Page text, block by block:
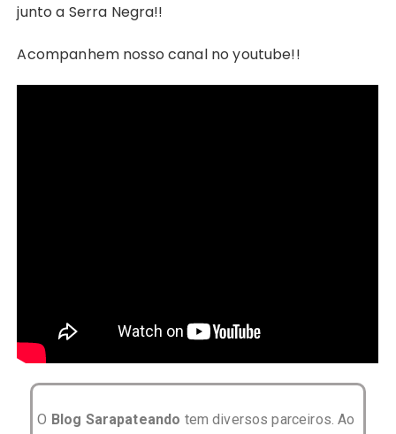
junto a Serra Negra!!
Acompanhem nosso canal no youtube!!
O Blog Sarapateando tem diversos parceiros. Ao